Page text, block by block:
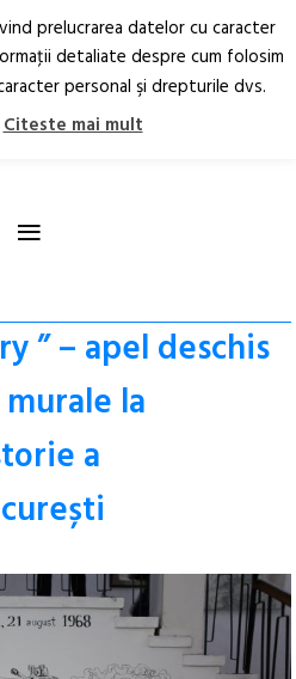
RO EN
≡
” – apel deschis
la
a
prelucrarea datelor cu caracter
detaliate despre cum folosim
personal şi drepturile dvs.
Citeste mai mult